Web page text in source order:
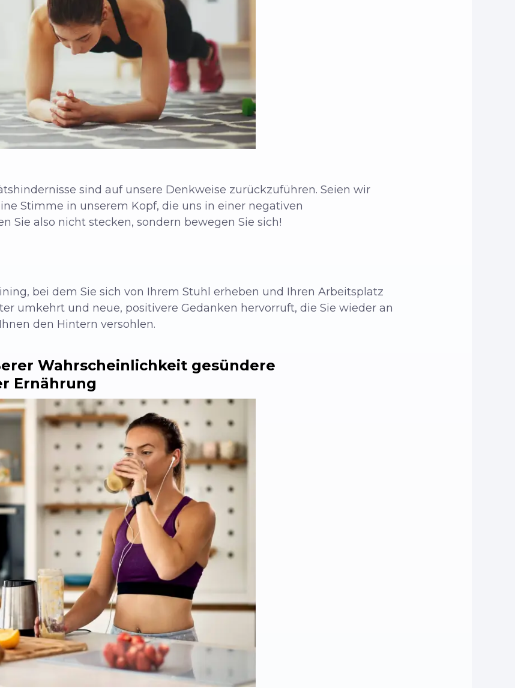
sind auf unsere Denkweise zurückzuführen. Seien wir
Stimme in unserem Kopf, die uns in einer negativen
Sie also nicht stecken, sondern bewegen Sie sich!
bei dem Sie sich von Ihrem Stuhl erheben und Ihren Arbeitsplatz
umkehrt und neue, positivere Gedanken hervorruft, die Sie wieder an
den Hintern versohlen.
Wahrscheinlichkeit gesündere
Ernährung